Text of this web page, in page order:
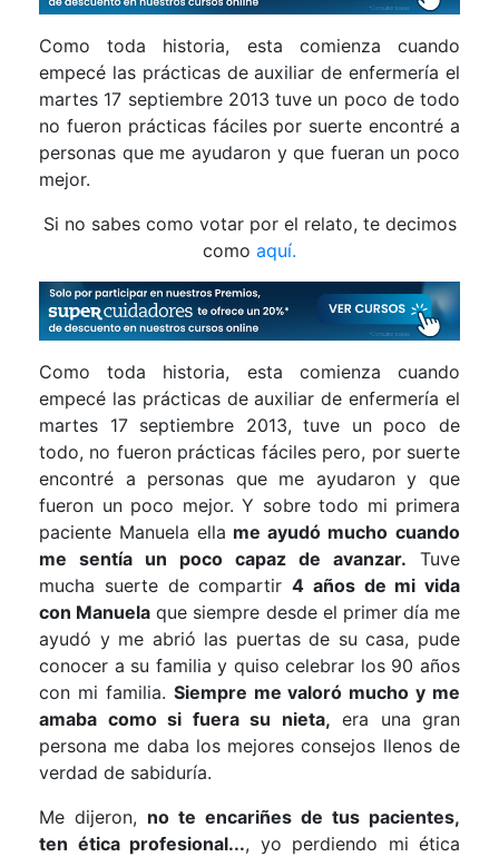
Como toda historia, esta comienza cuando
empecé las prácticas de auxiliar de enfermería el
martes 17 septiembre 2013 tuve un poco de todo
no fueron prácticas fáciles por suerte encontré a
personas que me ayudaron y que fueran un poco
mejor.
Si no sabes como votar por el relato, te decimos
como aquí.
Como toda historia, esta comienza cuando
empecé las prácticas de auxiliar de enfermería el
martes 17 septiembre 2013, tuve un poco de
todo, no fueron prácticas fáciles pero, por suerte
encontré a personas que me ayudaron y que
fueron un poco mejor. Y sobre todo mi primera
paciente Manuela ella me ayudó mucho cuando
me sentía un poco capaz de avanzar. Tuve
mucha suerte de compartir 4 años de mi vida
con Manuela que siempre desde el primer día me
ayudó y me abrió las puertas de su casa, pude
conocer a su familia y quiso celebrar los 90 años
con mi familia. Siempre me valoró mucho y me
amaba como si fuera su nieta, era una gran
persona me daba los mejores consejos llenos de
verdad de sabiduría.
Me dijeron, no te encariñes de tus pacientes,
ten ética profesional..., yo perdiendo mi ética